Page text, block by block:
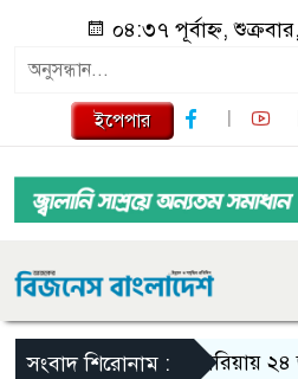
০৪:৩৭ পূর্বাহ্ন,
ইপেপার
সংবাদ শিরোনাম :গজারিয়ায় ২৪